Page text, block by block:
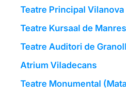
Teatre Principal Vilanova
Teatre Kursaal de
Teatre Auditori de
Atrium Viladecans
Teatre Monumental